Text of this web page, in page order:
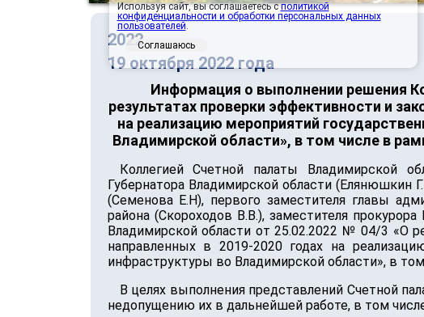
2022
19 октября 2022 года
Информация о выполнении решения
результатах проверки эффективности и
на реализацию мероприятий
Владимирской области», в том числе в
Коллегией Счетной палаты Владимирской
Губернатора Владимирской области (Елянюшкин
(Семенова Е.Н), первого заместителя главы
района (Скороходов В.В.), заместителя
Владимирской области от 25.02.2022 № 04/3 «О
направленных в 2019-2020 годах на
инфраструктуры во Владимирской области», в
В целях выполнения представлений Счетной
недопущению их в дальнейшей работе, в том
Используя сайт, вы соглашаетесь сполитикой
конфиденциальности и обработки персональных данных
пользователей.
Соглашаюсь